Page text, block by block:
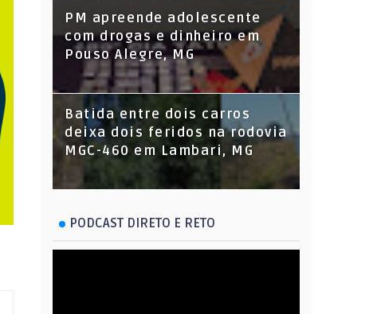
PM apreende adolescente
com drogas e dinheiro em
Pouso Alegre, MG
Batida entre dois carros
deixa dois feridos na rodovia
MGC-460 em Lambari, MG
PODCAST DIRETO E RETO